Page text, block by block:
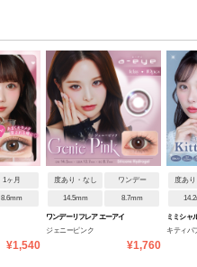
1ヶ月
8.6mm
¥1,540
度あり・なし ワンデー
14.5mm 8.7mm
ワンデーリフレア エーアイ
ジェニーピンク
¥1,760
度あ
ミミシャ
キティパ